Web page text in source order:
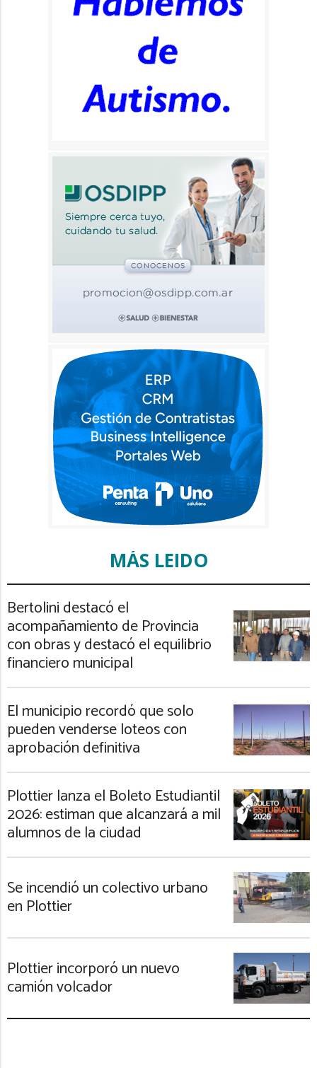
MÁS LEIDO
Bertolini destacó el
acompañamiento de Provincia
con obras y destacó el equilibrio
financiero municipal
El municipio recordó que solo
pueden venderse loteos con
aprobación definitiva
Plottier lanza el Boleto Estudiantil
2026: estiman que alcanzará a mil
alumnos de la ciudad
Se incendió un colectivo urbano
en Plottier
Plottier incorporó un nuevo
camión volcador